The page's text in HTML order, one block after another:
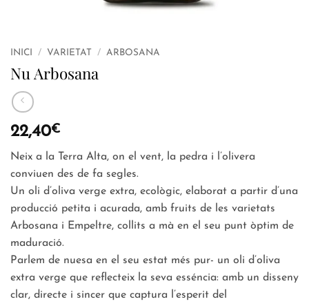
INICI / VARIETAT / ARBOSANA
Nu Arbosana
22,40€
Neix a la Terra Alta, on el vent, la pedra i l’olivera
conviuen des de fa segles.
Un oli d’oliva verge extra, ecològic, elaborat a partir d’una
producció petita i acurada, amb fruits de les varietats
Arbosana i Empeltre, collits a mà en el seu punt òptim de
maduració.
Parlem de nuesa en el seu estat més pur- un oli d’oliva
extra verge que reflecteix la seva esséncia: amb un disseny
clar, directe i sincer que captura l’esperit del